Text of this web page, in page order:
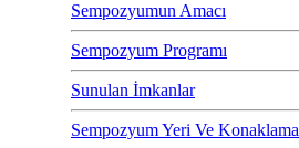
Sempozyumun Amacı
Sempozyum Programı
Sunulan İmkanlar
Sempozyum Yeri Ve Konaklama